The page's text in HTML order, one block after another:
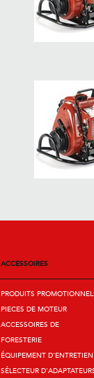
ACCESSOIRES
PRODUITS
PIECES DE MOTEUR
ACCESSOIRES DE
FORESTERIE
ÉQUIPEMENT D'ENTRETIEN
SÉLECTEUR